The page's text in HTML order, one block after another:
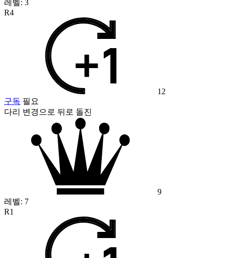
레벨: 3
R4
12
구독 필요
다리 변경으로 뒤로 돌진
9
레벨: 7
R1